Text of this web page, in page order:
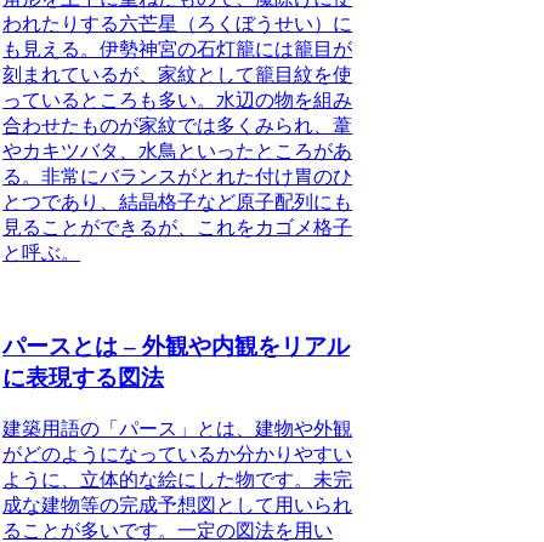
われたりする六芒星（ろくぼうせい）に
も見える。伊勢神宮の石灯籠には籠目が
刻まれているが、家紋として籠目紋を使
っているところも多い。水辺の物を組み
合わせたものが家紋では多くみられ、葦
やカキツバタ、水鳥といったところがあ
る。非常にバランスがとれた付け胃のひ
とつであり、結晶格子など原子配列にも
見ることができるが、これをカゴメ格子
と呼ぶ。
パースとは – 外観や内観をリアル
に表現する図法
建築用語の「パース」とは、建物や外観
がどのようになっているか分かりやすい
ように、立体的な絵にした物です。未完
成な建物等の完成予想図として用いられ
ることが多いです。一定の図法を用い